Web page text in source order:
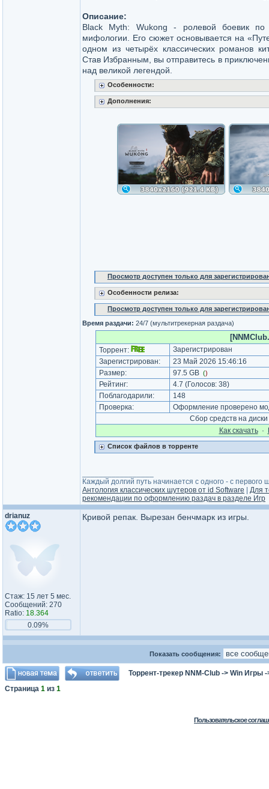
Описание:
Black Myth: Wukong - ролевой боевик по
мифологии. Его сюжет основывается на
одном из четырёх классических романов
Став Избранным, вы отправитесь в
над великой легендой.
Особенности:
Дополнения:
Просмотр доступен только для
Особенности релиза:
Просмотр доступен только для
Время раздачи: 24/7 (мультитрекерная раздача)
Торрент:
Зарегистрирован
Зарегистрирован:
23 Май 2026 15:46:16
Размер:
97.5 GB ()
Рейтинг: 4.7 (Голосов: 38)
Поблагодарили:
148
Проверка:
Оформление проверено
Сбор средств на
Как cкачать·
Список файлов в торренте
Каждый долгий путь начинается с одного - с первого
Антология классических шутеров от id Software
Для
рекомендации по оформлению раздач в разделе Игр
drianuz
Стаж: 15 лет 5 мес.
Сообщений: 270
Ratio: 18.364
0.09%
Кривой репак. Вырезан бенчмарк из игры.
Показать сообщения:
Торрент-трекер NNM-Club -> Win Игры
Страница 1 из 1
Пользовательское